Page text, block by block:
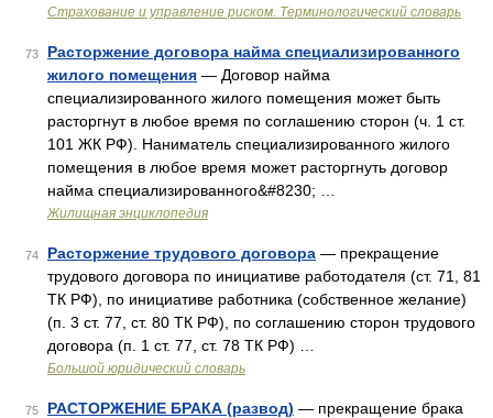
Страхование и управление риском. Терминологический словарь
73
Расторжение договора найма специализированного
жилого помещения — Договор найма
специализированного жилого помещения может быть
расторгнут в любое время по соглашению сторон (ч. 1 ст.
101 ЖК РФ). Наниматель специализированного жилого
помещения в любое время может расторгнуть договор
найма специализированного&#8230; …
Жилищная энциклопедия
74 Расторжение трудового договора — прекращение
трудового договора по инициативе работодателя (ст. 71, 81
ТК РФ), по инициативе работника (собственное желание)
(п. 3 ст. 77, ст. 80 ТК РФ), по соглашению сторон трудового
договора (п. 1 ст. 77, ст. 78 ТК РФ) …
Большой юридический словарь
75 РАСТОРЖЕНИЕ БРАКА (развод) — прекращение брака